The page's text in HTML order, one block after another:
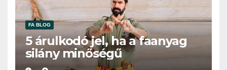
FA BLOG
5 árulkodó jel, ha a faanyag
silány minőségű